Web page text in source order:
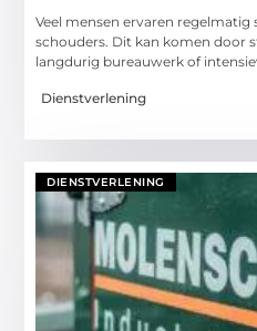
Veel mensen ervaren regelmatig
schouders. Dit kan komen door
langdurig bureauwerk of
Dienstverlening
DIENSTVERLENING